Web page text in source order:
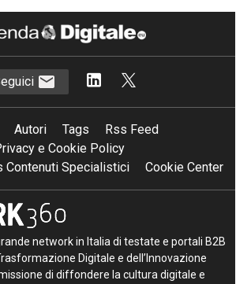
Autori Tags
Rss Feed
e Cookie Policy
Contenuti Specialistici
Cookie Center
network in Italia di testate e portali B2B
Digitale e dell’Innovazione
di diffondere la cultura digitale e